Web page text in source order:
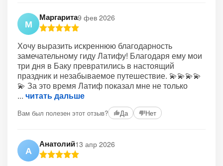
М
Маргарита9 фев 2026
Хочу выразить искреннюю благодарность
замечательному гиду Латифу! Благодаря ему мои
три дня в Баку превратились в настоящий
праздник и незабываемое путешествие. 💫💫💫💫
💫 За это время Латиф показал мне не только
читать дальше
Вам был полезен этот отзыв? Да Нет
А
Анатолий13 апр 2026